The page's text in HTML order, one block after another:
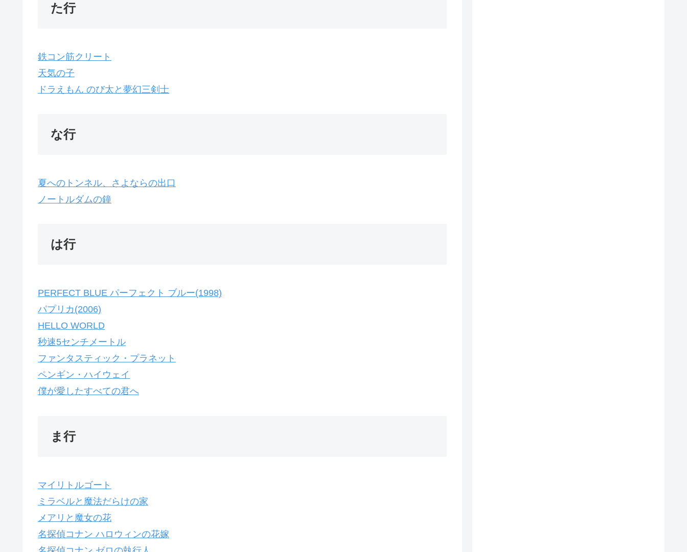
た行
鉄コン筋クリート
天気の子
ドラえもん のび太と夢幻三剣士
な行
夏へのトンネル、さよならの出口
ノートルダムの鐘
は行
PERFECT BLUE パーフェクト ブルー(1998)
パプリカ(2006)
HELLO WORLD
秒速5センチメートル
ファンタスティック・プラネット
ペンギン・ハイウェイ
僕が愛したすべての君へ
ま行
マイリトルゴート
ミラベルと魔法だらけの家
メアリと魔女の花
名探偵コナン ハロウィンの花嫁